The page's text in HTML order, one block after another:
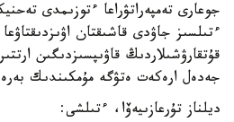
جوعارى تەمپەراتۋراعا ءتوزىمدى
ءتىلسىز جاۋدى قاشىقتان
قۇتقارۋشىلاردىڭ قاۋىپسىزدىگىن
جەدەل ارەكەت ەتۋگە مۇمكىندىك
ديلناز تۇرعازىيەۆا، ءتىلشى: